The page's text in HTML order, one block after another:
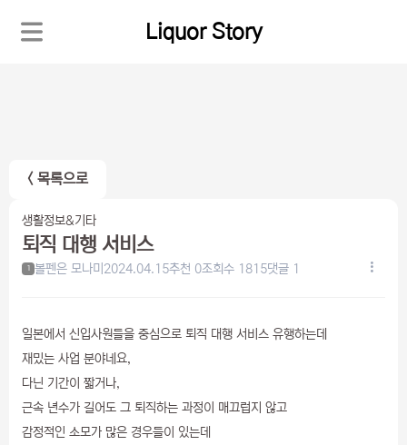
Liquor Story
< 목록으로
생활정보&기타
퇴직 대행 서비스
1 볼펜은 모나미 2024.04.15추천 0조회수 1815댓글 1
일본에서 신입사원들을 중심으로 퇴직 대행 서비스 유행하는데
재밌는 사업 분야네요,
다닌 기간이 짧거나,
근속 년수가 길어도 그 퇴직하는 과정이 매끄럽지 않고
감정적인 소모가 많은 경우들이 있는데